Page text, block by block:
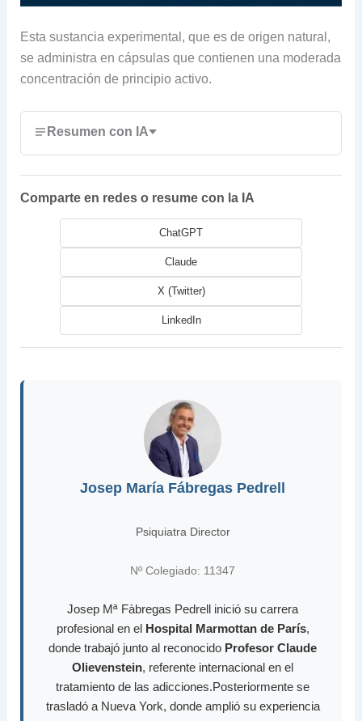
Esta sustancia experimental, que es de origen natural,
se administra en cápsulas que contienen una moderada
concentración de principio activo.
Resumen con IA
Comparte en redes o resume con la IA
ChatGPT
Claude
X (Twitter)
LinkedIn
Josep María Fábregas Pedrell
Psiquiatra Director
Nº Colegiado: 11347
Josep Mª Fàbregas Pedrell inició su carrera
profesional en el Hospital Marmottan de París,
donde trabajó junto al reconocido Profesor Claude
Olievenstein, referente internacional en el
tratamiento de las adicciones.Posteriormente se
trasladó a Nueva York, donde amplió su experiencia